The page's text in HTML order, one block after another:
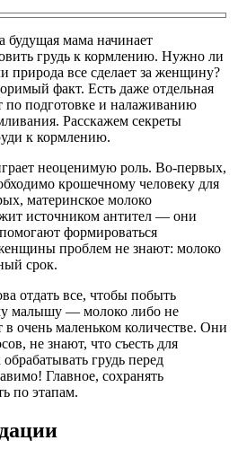
будущая мама начинает
грудь к кормлению. Нужно ли
природа все сделает за женщину?
факт. Есть даже отдельная
по подготовке и налаживанию
Расскажем секреты
к кормлению.
неоценимую роль. Во-первых,
крошечному человеку для
материнское молоко
источником антител — они
формироваться
проблем не знают: молоко
срок.
отдать все, чтобы побыть
малышу — молоко либо не
в очень маленьком количестве. Они
не знают, что съесть для
грудь перед
Главное, сохранять
по этапам.